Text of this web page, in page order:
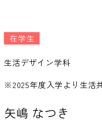
在学生
生活デザイン学科
※2025年度入学より生活
矢嶋 なつき